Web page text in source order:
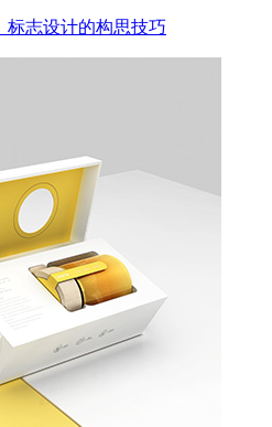
标志设计的构思技巧